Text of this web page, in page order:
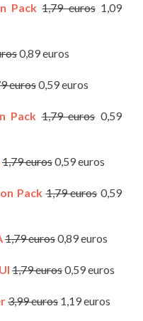
Pack 1,79 euros1,09
0,89 euros
euros0,59 euros
Pack 1,79 euros0,59
1,79 euros0,59 euros
Pack 1,79 euros0,59
1,79 euros0,89 euros
1,79 euros0,59 euros
3,99 euros 1,19 euros